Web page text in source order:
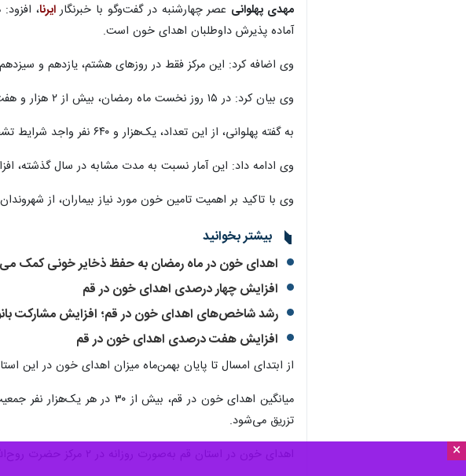
×
مهدی پهلوانی عصر چهارشنبه در گفت‌وگو با خبرنگارایرنا
آماده پذیرش داوطلبان اهدای خون است.
وی اضافه کرد: این مرکز فقط در روزهای هشتم، یازدهم و
وی بیان کرد: در ۱۵ روز نخست ماه رمضان، بیش از ۲ هزار و هفت داوطلب برای اهدای خون به مراکز اهدای خون استان قم مراجعه کردند.
به گفته پهلوانی، از این تعداد، یک‌هزار و ۶۴۰ نفر واجد شرایط تشخیص داده شده و موفق به اهدای خون شدند.
وی ادامه داد: این آمار نسبت به مدت مشابه در سال گذشته، افزایشی ۲۸ درصدی را نشان می‌دهد که رشد قابل توجهی در مشارکت عمومی
وی با تاکید بر اهمیت تامین خون مورد نیاز بیماران، از
بیشتر بخوانید
اهدای خون در ماه رمضان به حفظ ذخایر خونی کمک
افزایش چهار درصدی اهدای خون در قم
رشد شاخص‌های اهدای خون در قم؛ افزایش مشارکت
افزایش هفت درصدی اهدای خون در قم
از ابتدای امسال تا پایان بهمن‌ماه میزان اهدای خون در این استان نسبت به مدت
تزریق می‌شود.
اهدای خون در استان قم به‌صورت روزانه در ۲ مرکز حضرت روح‌الله واقع در میدان معلم و پایگاه مرکزی سازمان واقع در تقاطع عمار یاسر میسر است.